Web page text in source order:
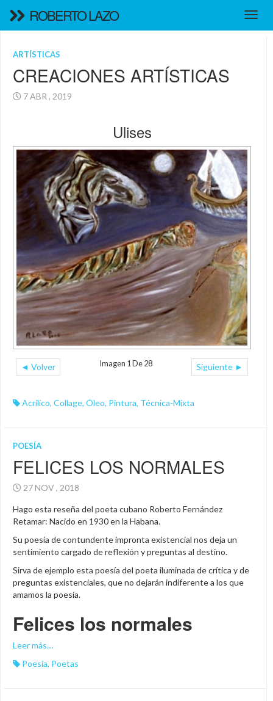
ROBERTO LAZO
ARTÍSTICAS
CREACIONES ARTÍSTICAS
7 ABR , 2019
Ulises
◄ Volver Siguiente ►
Imagen 1 De 28
Acrílico, Collage, Óleo, Pintura, Técnica-Mixta
POESÍA
FELICES LOS NORMALES
27 NOV , 2018
Hago esta reseña del poeta cubano Roberto Fernández
Retamar: Nacido en 1930 en la Habana.
Su poesía de contundente impronta existencial nos deja un
sentimiento cargado de reflexión y preguntas al destino.
Sirva de ejemplo esta poesía del poeta iluminada de crítica y de
preguntas existenciales, que no dejarán indiferente a los que
amamos la poesía.
Felices los normales
Leer más…
Poesía, Poetas